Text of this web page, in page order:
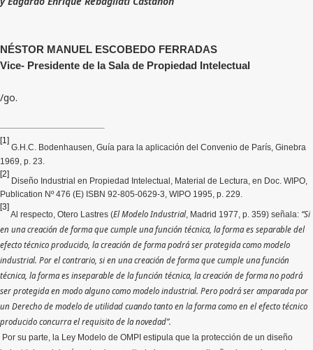
NÉSTOR MANUEL ESCOBEDO FERRADAS
Vice- Presidente de la Sala de Propiedad Intelectual
/go.
[1]
G.H.C. Bodenhausen, Guía para la aplicación del Convenio de París, Ginebra
1969, p. 23.
[2]
Diseño Industrial en Propiedad Intelectual, Material de Lectura, en Doc. WIPO,
Publication Nº 476 (E) ISBN 92-805-0629-3, WIPO 1995, p. 229.
[3]
Al respecto, Otero Lastres (El Modelo Industrial, Madrid 1977, p. 359) señala: “Si
en una creación de forma que cumple una función técnica, la forma es separable del
efecto técnico producido, la creación de forma podrá ser protegida como modelo
industrial. Por el contrario, si en una creación de forma que cumple una función
técnica, la forma es inseparable de la función técnica, la creación de forma no podrá
ser protegida en modo alguno como modelo industrial. Pero podrá ser amparada por
un Derecho de modelo de utilidad cuando tanto en la forma como en el efecto técnico
producido concurra el requisito de la novedad”.
Por su parte, la Ley Modelo de OMPI estipula que la protección de un diseño